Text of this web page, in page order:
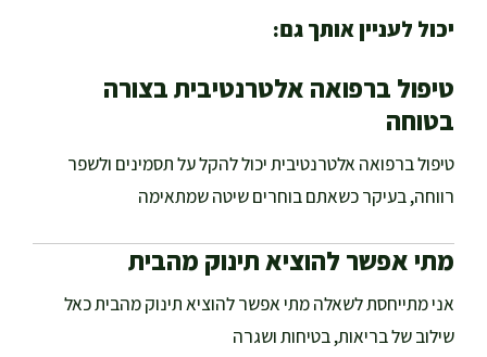
יכול לעניין אותך גם:
טיפול ברפואה אלטרנטיבית בצורה
בטוחה
טיפול ברפואה אלטרנטיבית יכול להקל על תסמינים ולשפר
רווחה, בעיקר כשאתם בוחרים שיטה שמתאימה
מתי אפשר להוציא תינוק מהבית
אני מתייחסת לשאלה מתי אפשר להוציא תינוק מהבית כאל
שילוב של בריאות, בטיחות ושגרה